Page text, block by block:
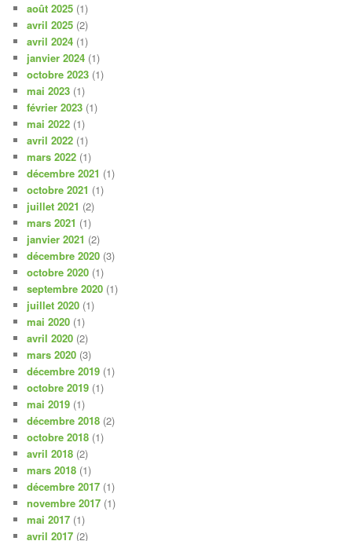
août 2025 (1)
avril 2025 (2)
avril 2024 (1)
janvier 2024 (1)
octobre 2023 (1)
mai 2023 (1)
février 2023 (1)
mai 2022 (1)
avril 2022 (1)
mars 2022 (1)
décembre 2021 (1)
octobre 2021 (1)
juillet 2021 (2)
mars 2021 (1)
janvier 2021 (2)
décembre 2020 (3)
octobre 2020 (1)
septembre 2020 (1)
juillet 2020 (1)
mai 2020 (1)
avril 2020 (2)
mars 2020 (3)
décembre 2019 (1)
octobre 2019 (1)
mai 2019 (1)
décembre 2018 (2)
octobre 2018 (1)
avril 2018 (2)
mars 2018 (1)
décembre 2017 (1)
novembre 2017 (1)
mai 2017 (1)
avril 2017 (2)